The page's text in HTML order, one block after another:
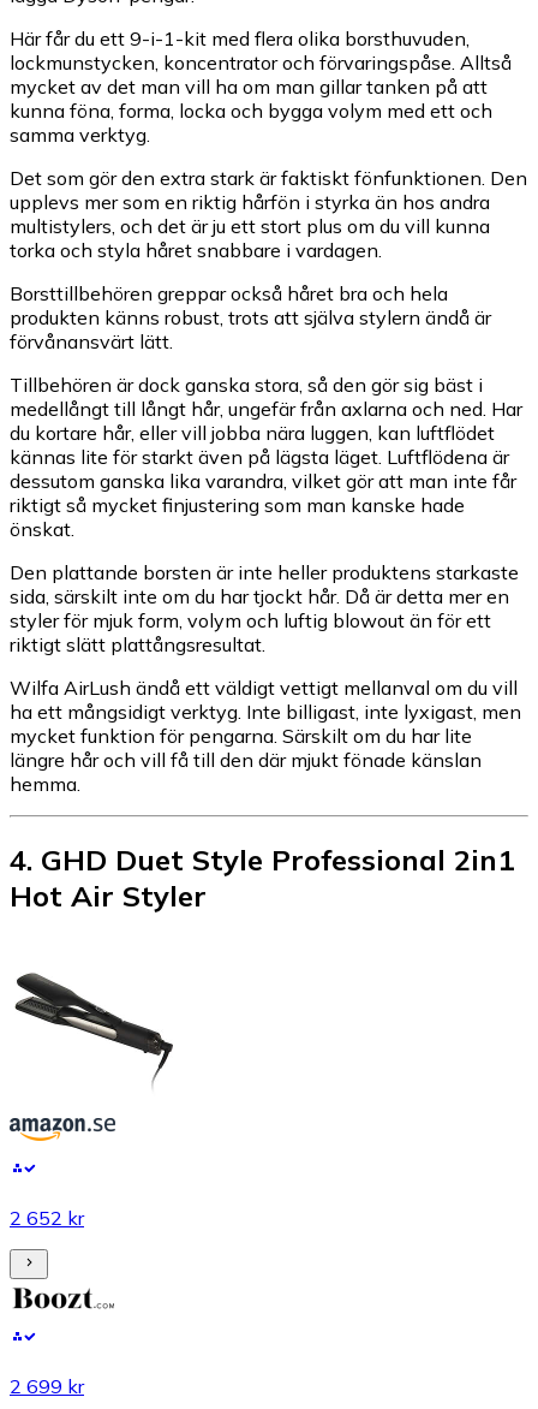
Här får du ett 9-i-1-kit med flera olika borsthuvuden,
lockmunstycken, koncentrator och förvaringspåse. Alltså
mycket av det man vill ha om man gillar tanken på att
kunna föna, forma, locka och bygga volym med ett och
samma verktyg.
Det som gör den extra stark är faktiskt fönfunktionen. Den
upplevs mer som en riktig hårfön i styrka än hos andra
multistylers, och det är ju ett stort plus om du vill kunna
torka och styla håret snabbare i vardagen.
Borsttillbehören greppar också håret bra och hela
produkten känns robust, trots att själva stylern ändå är
förvånansvärt lätt.
Tillbehören är dock ganska stora, så den gör sig bäst i
medellångt till långt hår, ungefär från axlarna och ned. Har
du kortare hår, eller vill jobba nära luggen, kan luftflödet
kännas lite för starkt även på lägsta läget. Luftflödena är
dessutom ganska lika varandra, vilket gör att man inte får
riktigt så mycket finjustering som man kanske hade
önskat.
Den plattande borsten är inte heller produktens starkaste
sida, särskilt inte om du har tjockt hår. Då är detta mer en
styler för mjuk form, volym och luftig blowout än för ett
riktigt slätt plattångsresultat.
Wilfa AirLush ändå ett väldigt vettigt mellanval om du vill
ha ett mångsidigt verktyg. Inte billigast, inte lyxigast, men
mycket funktion för pengarna. Särskilt om du har lite
längre hår och vill få till den där mjukt fönade känslan
hemma.
4. GHD Duet Style Professional 2in1
Hot Air Styler
2 652 kr
2 699 kr